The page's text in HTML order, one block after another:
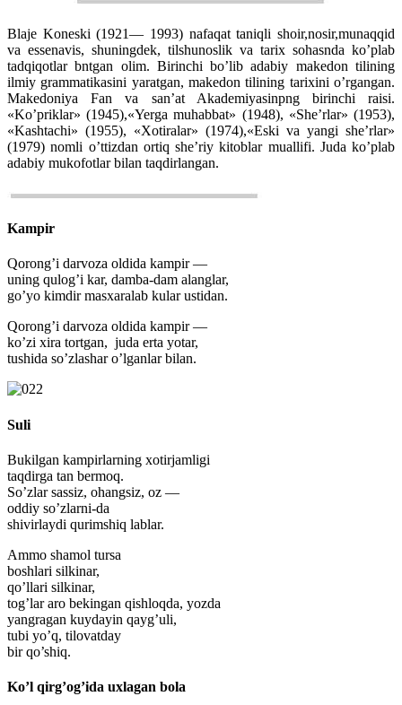
Blaje Koneski (1921— 1993) nafaqat taniqli shoir,nosir,munaqqid
va essenavis, shuningdek, tilshunoslik va tarix sohasnda ko’plab
tadqiqotlar bntgan olim. Birinchi bo’lib adabiy makedon tilining
ilmiy grammatikasini yaratgan, makedon tilining tarixini o’rgangan.
Makedoniya Fan va san’at Akademiyasinpng birinchi raisi.
«Ko’priklar» (1945),«Yerga muhabbat» (1948), «She’rlar» (1953),
«Kashtachi» (1955), «Xotiralar» (1974),«Eski va yangi she’rlar»
(1979) nomli o’ttizdan ortiq she’riy kitoblar muallifi. Juda ko’plab
adabiy mukofotlar bilan taqdirlangan.
Kampir
Qorong’i darvoza oldida kampir —
uning qulog’i kar, damba-dam alanglar,
go’yo kimdir masxaralab kular ustidan.
Qorong’i darvoza oldida kampir —
ko’zi xira tortgan, juda erta yotar,
tushida so’zlashar o’lganlar bilan.
Suli
Bukilgan kampirlarning xotirjamligi
taqdirga tan bermoq.
So’zlar sassiz, ohangsiz, oz —
oddiy so’zlarni-da
shivirlaydi qurimshiq lablar.
Ammo shamol tursa
boshlari silkinar,
qo’llari silkinar,
tog’lar aro bekingan qishloqda, yozda
yangragan kuydayin qayg’uli,
tubi yo’q, tilovatday
bir qo’shiq.
Ko’l qirg’og’ida uxlagan bola